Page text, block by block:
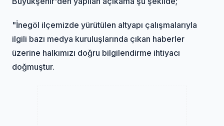
"İnegöl ilçemizde yürütülen altyapı çalışmalarıyla
ilgili bazı medya kuruluşlarında çıkan haberler
üzerine halkımızı doğru bilgilendirme ihtiyacı
doğmuştur.